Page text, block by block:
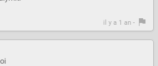
il y a 1 an -